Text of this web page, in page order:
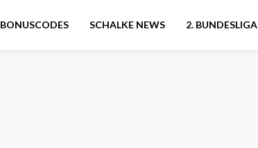
BONUSCODES SCHALKE NEWS 2. BUNDESLIGA